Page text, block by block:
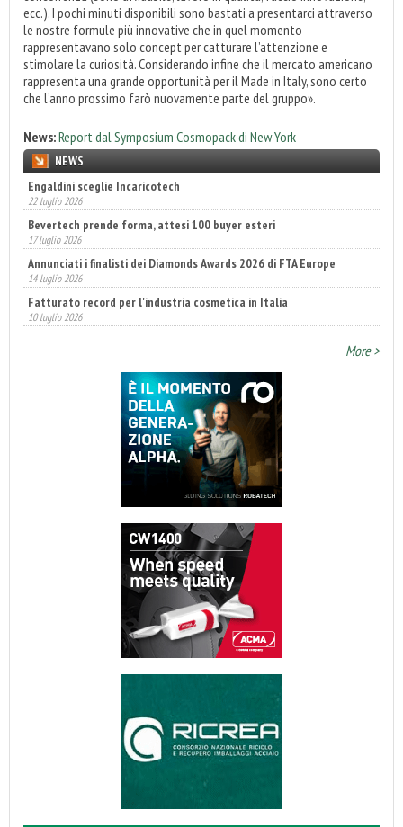
ecc.). I pochi minuti disponibili sono bastati a presentarci attraverso
le nostre formule più innovative che in quel momento
rappresentavano solo concept per catturare l’attenzione e
stimolare la curiosità. Considerando infine che il mercato americano
rappresenta una grande opportunità per il Made in Italy, sono certo
che l’anno prossimo farò nuovamente parte del gruppo».
News:Report dal Symposium Cosmopack di New York
NEWS
Engaldini sceglie Incaricotech
22 luglio 2026
Bevertech prende forma, attesi 100 buyer esteri
17 luglio 2026
Annunciati i finalisti dei Diamonds Awards 2026 di FTA Europe
14 luglio 2026
Fatturato record per l'industria cosmetica in Italia
10 luglio 2026
More >